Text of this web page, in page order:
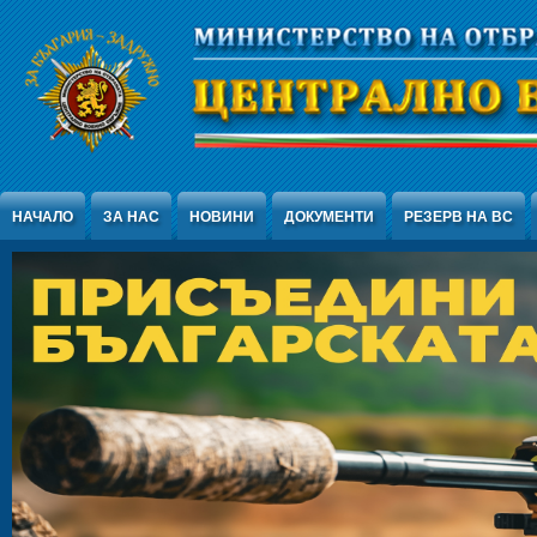
Jump to Content
НАЧАЛО ЗА НАС НОВИНИ ДОКУМЕНТИ РЕЗЕРВ НА ВС